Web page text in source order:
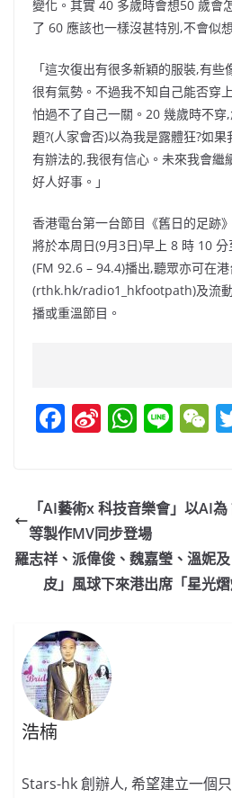
變化。其實 40 多歲時會想50 歲會
了 60 應該也一樣沒甚特別,不會似
「這次復出有很多新穎的服裝,有
很有氣勢。不過我不知自己能否穿
怕過不了自己一關。20 幾歲時不
題?(人家會否)以為我是露體狂?如
有辦法的,我很有信心。未來我會繼
好人好事。」
香港電台第一台節目《舊日的足跡
將於本周日(9月3日)早上 8 時 10
(FM 92.6 – 94.4)播出,聽眾亦可在
(rthk.hk/radio1_hkfootpath)及流
播或重溫節目。
F
e
b
o
o
Si
W
ei
b
o
W
s
A
p
p
Li
h
「AI藝術x 科技音樂會」以AI
等製作MV同步登場
羅志祥、派偉俊、魏嘉瑩、溫妮
皮」風球下來港出席「星光
浩楠
Stars-hk 創辦人, 希望建立一個